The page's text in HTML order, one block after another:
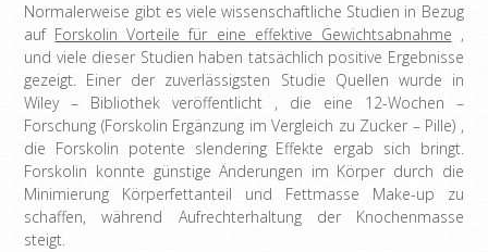
Normalerweise gibt es viele wissenschaftliche Studien in Bezug
auf Forskolin Vorteile für eine effektive Gewichtsabnahme ,
und viele dieser Studien haben tatsächlich positive Ergebnisse
gezeigt. Einer der zuverlässigsten Studie Quellen wurde in
Wiley – Bibliothek veröffentlicht , die eine 12-Wochen –
Forschung (Forskolin Ergänzung im Vergleich zu Zucker – Pille) ,
die Forskolin potente slendering Effekte ergab sich bringt.
Forskolin konnte günstige Änderungen im Körper durch die
Minimierung Körperfettanteil und Fettmasse Make-up zu
schaffen, während Aufrechterhaltung der Knochenmasse
steigt.